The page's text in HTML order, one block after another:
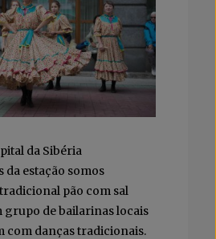
da Sibéria
da estação somos
pão com sal
de bailarinas locais
com danças tradicionais.